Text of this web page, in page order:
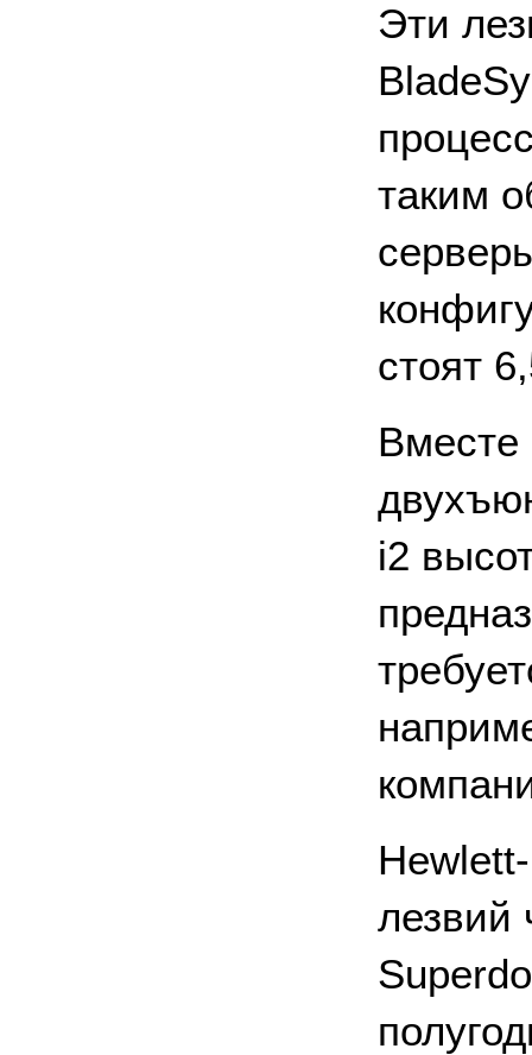
Эти
таким
стоят
Вместе
i2
лезвий